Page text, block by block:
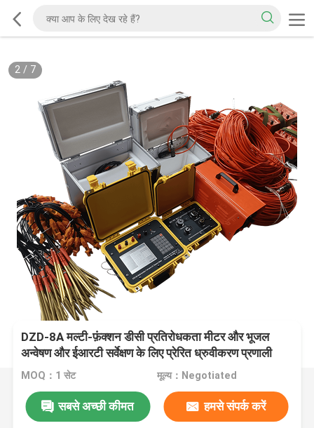
2/ 7
DZD-8A मल्टी-फ़ंक्शन डीसी प्रतिरोधकता मीटर और भूजल
अन्वेषण और ईआरटी सर्वेक्षण के लिए प्रेरित ध्रुवीकरण प्रणाली
MOQ：1 सेट मूल्य：Negotiated
सबसे अच्छी कीमत हमसे संपर्क करें